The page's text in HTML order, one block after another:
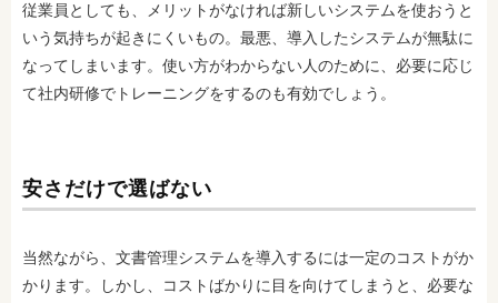
従業員としても、メリットがなければ新しいシステムを使おうと
いう気持ちが起きにくいもの。最悪、導入したシステムが無駄に
なってしまいます。使い方がわからない人のために、必要に応じ
て社内研修でトレーニングをするのも有効でしょう。
安さだけで選ばない
当然ながら、文書管理システムを導入するには一定のコストがか
かります。しかし、コストばかりに目を向けてしまうと、必要な